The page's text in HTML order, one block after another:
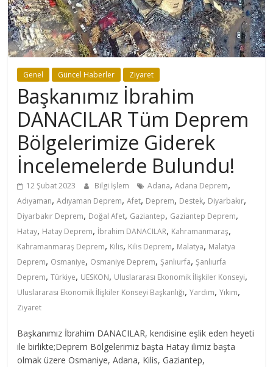
Genel Güncel Haberler Ziyaret
Başkanımız İbrahim
DANACILAR Tüm Deprem
Bölgelerimize Giderek
İncelemelerde Bulundu!
12 Şubat 2023 Bilgi İşlem Adana,Adana Deprem,
Adıyaman,Adıyaman Deprem,Afet, Deprem, Destek, Diyarbakır,
Diyarbakır Deprem, Doğal Afet, Gaziantep, Gaziantep Deprem,
Hatay, Hatay Deprem, İbrahim DANACILAR, Kahramanmaraş,
Kahramanmaraş Deprem, Kilis, Kilis Deprem, Malatya, Malatya
Deprem, Osmaniye, Osmaniye Deprem,Şanlıurfa,Şanlıurfa
Deprem,Türkiye, UESKON, Uluslararası Ekonomik İlişkiler Konseyi,
Uluslararası Ekonomik İlişkiler Konseyi Başkanlığı,Yardım,Yıkım,
Ziyaret
Başkanımız İbrahim DANACILAR, kendisine eşlik eden heyeti
ile birlikte;Deprem Bölgelerimiz başta Hatay ilimiz başta
olmak üzere Osmaniye, Adana, Kilis, Gaziantep,